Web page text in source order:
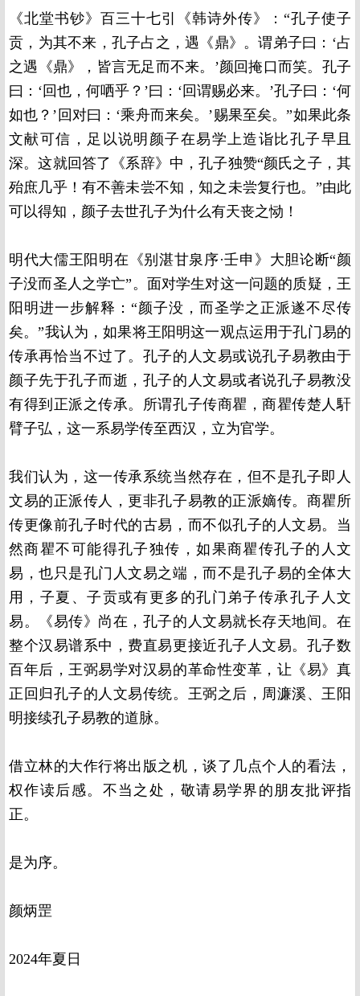
《北堂书钞》百三十七引《韩诗外传》：“孔子使子
贡，为其不来，孔子占之，遇《鼎》。谓弟子曰：‘占
之遇《鼎》，皆言无足而不来。’颜回掩口而笑。孔子
曰：‘回也，何哂乎？’曰：‘回谓赐必来。’孔子曰：‘何
如也？’回对曰：‘乘舟而来矣。’赐果至矣。”如果此条
文献可信，足以说明颜子在易学上造诣比孔子早且
深。这就回答了《系辞》中，孔子独赞“颜氏之子，其
殆庶几乎！有不善未尝不知，知之未尝复行也。”由此
可以得知，颜子去世孔子为什么有天丧之恸！
明代大儒王阳明在《别湛甘泉序·壬申》大胆论断“颜
子没而圣人之学亡”。面对学生对这一问题的质疑，王
阳明进一步解释：“颜子没，而圣学之正派遂不尽传
矣。”我认为，如果将王阳明这一观点运用于孔门易的
传承再恰当不过了。孔子的人文易或说孔子易教由于
颜子先于孔子而逝，孔子的人文易或者说孔子易教没
有得到正派之传承。所谓孔子传商瞿，商瞿传楚人馯
臂子弘，这一系易学传至西汉，立为官学。
我们认为，这一传承系统当然存在，但不是孔子即人
文易的正派传人，更非孔子易教的正派嫡传。商瞿所
传更像前孔子时代的古易，而不似孔子的人文易。当
然商瞿不可能得孔子独传，如果商瞿传孔子的人文
易，也只是孔门人文易之端，而不是孔子易的全体大
用，子夏、子贡或有更多的孔门弟子传承孔子人文
易。《易传》尚在，孔子的人文易就长存天地间。在
整个汉易谱系中，费直易更接近孔子人文易。孔子数
百年后，王弼易学对汉易的革命性变革，让《易》真
正回归孔子的人文易传统。王弼之后，周濂溪、王阳
明接续孔子易教的道脉。
借立林的大作行将出版之机，谈了几点个人的看法，
权作读后感。不当之处，敬请易学界的朋友批评指
正。
是为序。
颜炳罡
2024年夏日